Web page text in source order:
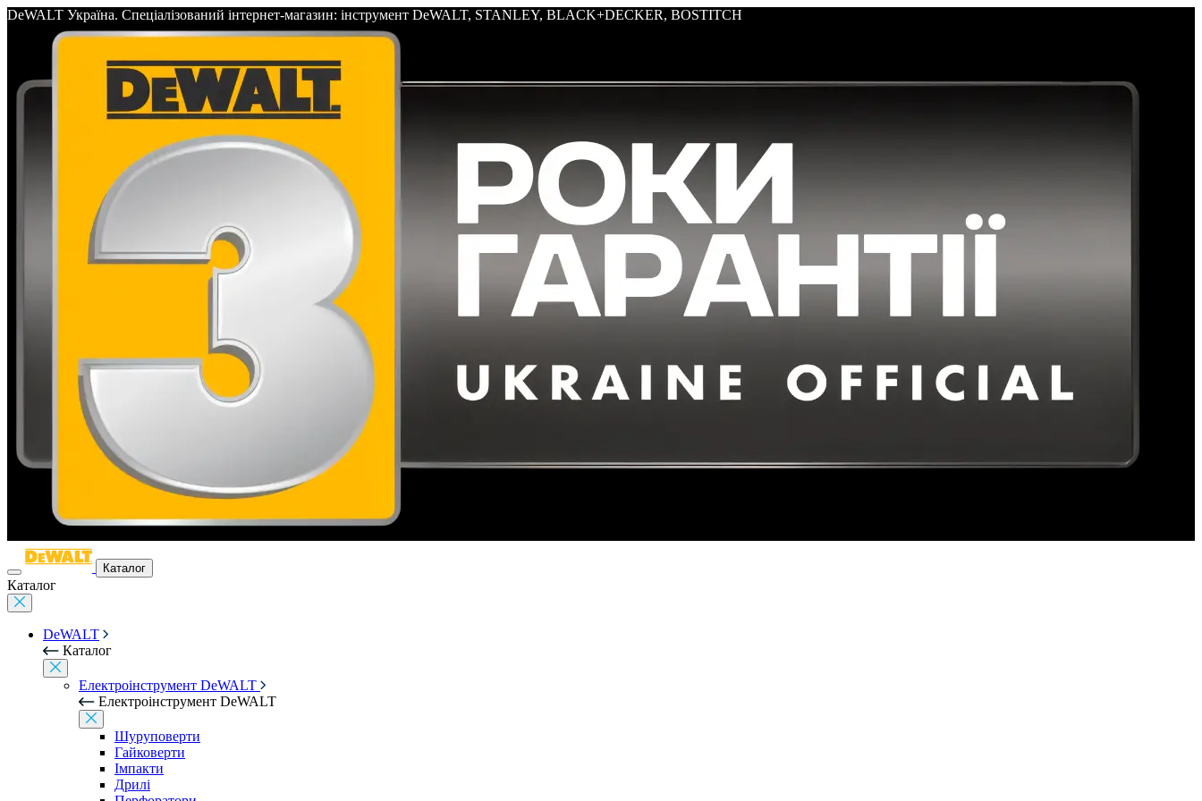
DeWALT Україна. Спеціалізований інтернет-магазин: інструмент DeWALT, STANLEY, BLACK+DECKER, BOSTITCH
Каталог
Каталог
DeWALT
Каталог
Електроінструмент DeWALT
Електроінструмент DeWALT
Шуруповерти
Гайковерти
Імпакти
Дрилі